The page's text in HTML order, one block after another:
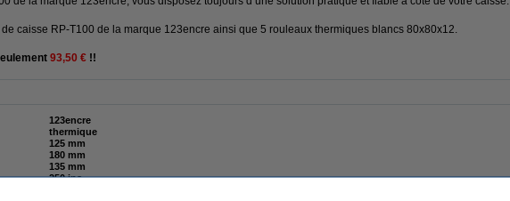
caisse RP-T100 de la marque 123encre ainsi que 5 rouleaux thermiques blancs 80x80x12.
93,50 € !!
123encre
thermique
125 mm
180 mm
135 mm
250 ips